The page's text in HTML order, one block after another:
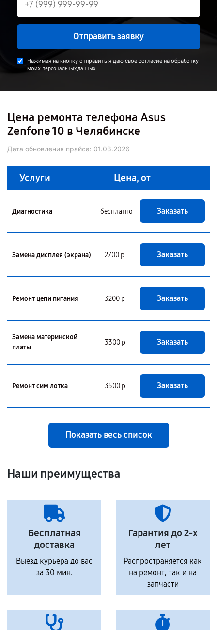
Отправить заявку
Нажимая на кнопку отправить я даю свое согласие на обработку
моих персональных данных.
Цена ремонта телефона Asus
Zenfone 10 в Челябинске
Дата обновления прайса: 01.08.2026
Услуги Цена, от
Диагностика бесплатно Заказать
Замена дисплея (экрана) 2700 р Заказать
Ремонт цепи питания 3200 р Заказать
Замена материнской
платы
3300 р Заказать
Ремонт сим лотка 3500 р Заказать
Показать весь список
Наши преимущества
Бесплатная
доставка
Выезд курьера до вас
за 30 мин.
Гарантия до 2-х
лет
Распространяется как
на ремонт, так и на
запчасти